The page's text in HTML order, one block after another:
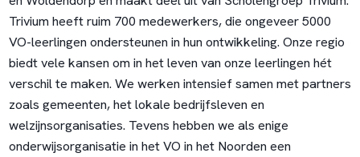
Trivium heeft ruim 700 medewerkers, die ongeveer 5000
VO-leerlingen ondersteunen in hun ontwikkeling. Onze regio
biedt vele kansen om in het leven van onze leerlingen hét
verschil te maken. We werken intensief samen met partners
zoals gemeenten, het lokale bedrijfsleven en
welzijnsorganisaties. Tevens hebben we als enige
onderwijsorganisatie in het VO in het Noorden een